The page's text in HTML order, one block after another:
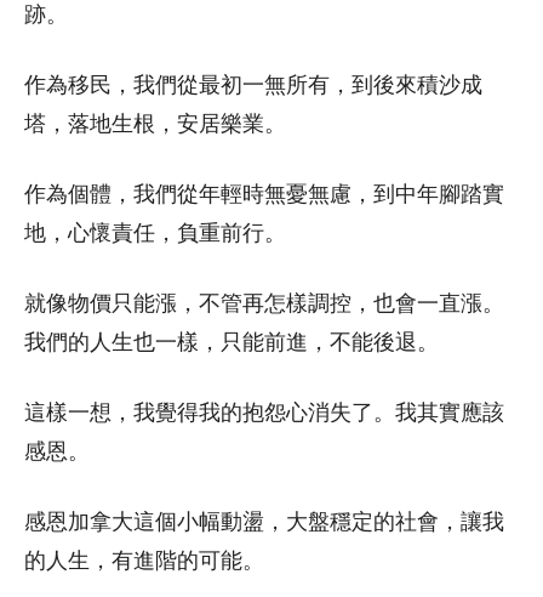
跡。
作為移民，我們從最初一無所有，到後來積沙成
塔，落地生根，安居樂業。
作為個體，我們從年輕時無憂無慮，到中年腳踏實
地，心懷責任，負重前行。
就像物價只能漲，不管再怎樣調控，也會一直漲。
我們的人生也一樣，只能前進，不能後退。
這樣一想，我覺得我的抱怨心消失了。我其實應該
感恩。
感恩加拿大這個小幅動盪，大盤穩定的社會，讓我
的人生，有進階的可能。